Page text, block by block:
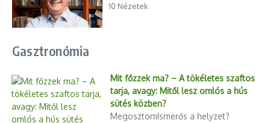
10 Nézetek
Gasztronómia
Mit főzzek ma? – A tökéletes szaftos
tarja, avagy: Mitől lesz omlós a hús
sütés közben?
MegosztomIsmerős a helyzet?